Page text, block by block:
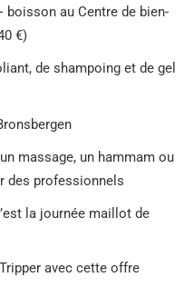
boisson au Centre de bien-
€)
de shampoing et de gel
massage, un hammam ou
des professionnels
la journée maillot de
avec cette offre